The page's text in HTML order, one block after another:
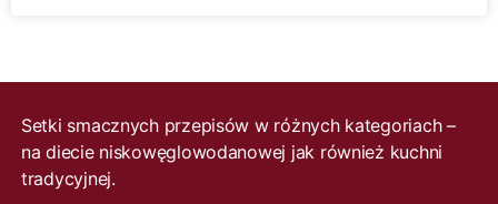
Setki smacznych przepisów w różnych kategoriach –
na diecie niskowęglowodanowej jak również kuchni
tradycyjnej.